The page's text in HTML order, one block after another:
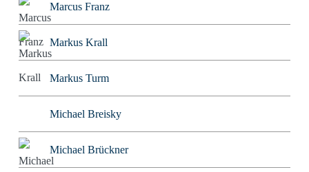
Marcus Franz
Markus Krall
Markus Turm
Michael Breisky
Michael Brückner